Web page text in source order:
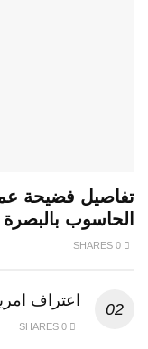
فضيحة عماد
بالبصرة مع بنات
اعتراف امريكي بدعم